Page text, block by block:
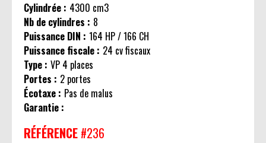
Cylindrée : 4300 cm3
Nb de cylindres : 8
Puissance DIN : 164 HP / 166 CH
Puissance fiscale : 24 cv fiscaux
Type : VP 4 places
Portes : 2 portes
Écotaxe : Pas de malus
Garantie :
RÉFÉRENCE #236